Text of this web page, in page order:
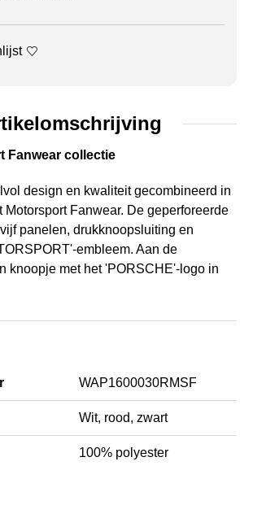
Fanwear collectie
design en kwaliteit gecombineerd in
Motorsport Fanwear. De geperforeerde
panelen, drukknoopsluiting en
embleem. Aan de
knoopje met het 'PORSCHE'-logo in
WAP1600030RMSF
Wit, rood, zwart
100% polyester